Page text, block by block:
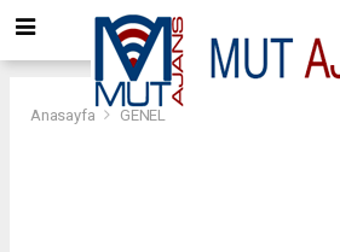
Anasayfa GENEL